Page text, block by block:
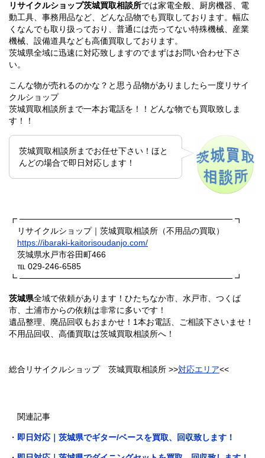
リサイクルショップ茨城買取相談所では家電全般、厨房機器、電
動工具、事務用品など、どんな品物でも買取しております。幅広
くなんでも取り扱っており、普通には売ってない特殊機械、産業
機械、設備道具なども高価買取しております。
茨城県全域に迅速に対応致しますのでまずはお問い合わせ下さ
い。
こんな物が売れるのかな？と思う品物がありましたら一度リサイ
クルショップ
茨城買取相談所まで一本お電話を！！どんな物でも買取致しま
す！！
茨城買取相談所までお任せ下さい！ほと
んどの場合で即日対応します！
┏ ──────────────────────────────────── ┓
リサイクルショップ｜茨城買取相談所（不用品の買取）
https://ibaraki-kaitorisoudanjo.com/
茨城県水戸市谷田町466
℡ 029-246-6585
┗ ──────────────────────────────────── ┛
茨城県全域で依頼があります！ひたちなか市、水戸市、つくば
市、土浦市からの依頼は非常に多いです！
遺品整理、廃品回収もおまかせ！1本お電話、ご相談下さいませ！
不用品回収、高価買取は茨城買取相談所へ！
総合リサイクルショップ 茨城買取相談所 >>対応エリア<<
関連記事
・ 即日対応｜茨城県でギター/ベースを買取、回収致します！